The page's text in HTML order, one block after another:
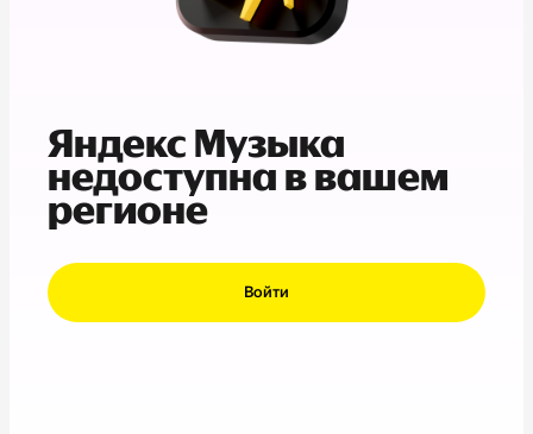
Яндекс Музыка
недоступна в вашем
регионе
Войти